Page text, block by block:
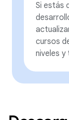
Si estás
cursos
niveles y